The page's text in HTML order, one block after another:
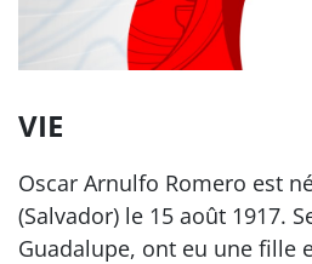
VIE
Oscar Arnulfo Romero est
(Salvador) le 15 août 1917.
Guadalupe, ont eu une fille